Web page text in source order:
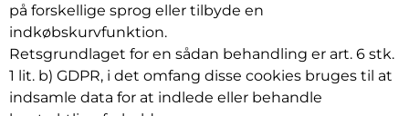
på forskellige sprog eller tilbyde en
indkøbskurvfunktion.
Retsgrundlaget for en sådan behandling er art. 6 stk.
1 lit. b) GDPR, i det omfang disse cookies bruges til at
indsamle data for at indlede eller behandle